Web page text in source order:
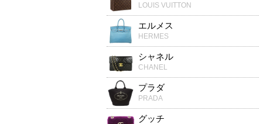
LOUIS VUITTON
エルメス
HERMES
シャネル
CHANEL
プラダ
PRADA
グッチ